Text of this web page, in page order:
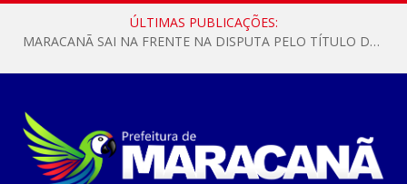
ÚLTIMAS PUBLICAÇÕES:
MARACANÃ SAI NA FRENTE NA DISPUTA PELO TÍTULO DA COPA PARÁ SUB-17!